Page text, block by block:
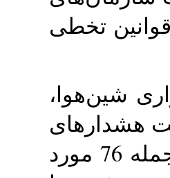
تخطی
شین‌هوا،
هشدارهای
عمومی به 556 مورد از جمله 76 مورد